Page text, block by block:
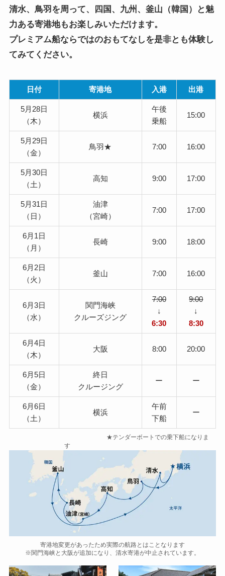
清水、鳥羽を周って、四国、九州、釜山（韓国）と魅
力ある寄港地もお楽しみいただけます。
プレミアム船ならではのおもてなしを是非とも体験し
てみてください。
日付 寄港地 入港 出港
5月28日
（木）
横浜
午後
乗船
15:00
5月29日
（金）
鳥羽★ 7:00 16:00
5月30日
（土）
高知 9:00 17:00
5月31日
（日）
油津
（宮崎）
7:00 17:00
6月1日
（月）
長崎 9:00 18:00
6月2日
（火）
釜山 7:00 16:00
6月3日
（水）
関門海峡
クルーズジング
7:00
↓
6:30
9:00
↓
8:30
6月4日
（木）
大阪 8:00 20:00
6月5日
（金）
終日
クルージング
ー ー
6月6日
（土）
横浜
午前
下船
ー
★テンダーボートでの乗下船になりま
す
寄港地変更があったため実際の航路とはことなります
※関門海峡と大阪が追加になり、清水寄港が中止されています。